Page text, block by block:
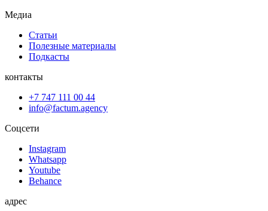
Медиа
Статьи
Полезные материалы
Подкасты
контакты
+7 747 111 00 44
info@factum.agency
Соцсети
Instagram
Whatsapp
Youtube
Behance
адрес